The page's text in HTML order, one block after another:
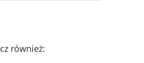
również: